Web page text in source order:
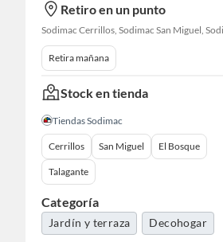
Retiro en un punto
Retira mañana
Stock en tienda
Tiendas Sodimac
Cerrillos San Miguel El Bosque
Talagante
Categoría
Jardín y terraza Decohogar